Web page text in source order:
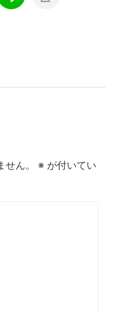
ん。 ※ が付いてい